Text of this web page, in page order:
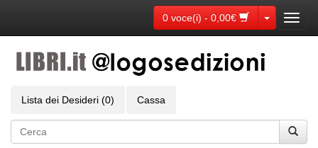
0 voce(i) - 0,00€ Toggle
Lista dei Desideri (0) Cassa